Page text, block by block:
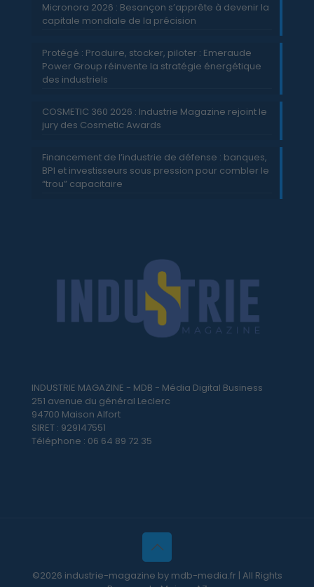
Micronora 2026 : Besançon s’apprête à devenir la
capitale mondiale de la précision
Protégé : Produire, stocker, piloter : Emeraude
Power Group réinvente la stratégie énergétique
des industriels
COSMETIC 360 2026 : Industrie Magazine rejoint le
jury des Cosmetic Awards
Financement de l’industrie de défense : banques,
BPI et investisseurs sous pression pour combler le
“trou” capacitaire
INDUSTRIE MAGAZINE - MDB - Média Digital Business
251 avenue du général Leclerc
94700 Maison Alfort
SIRET : 929147551
Téléphone : 06 64 89 72 35
©2026 industrie-magazine by mdb-media.fr | All Rights